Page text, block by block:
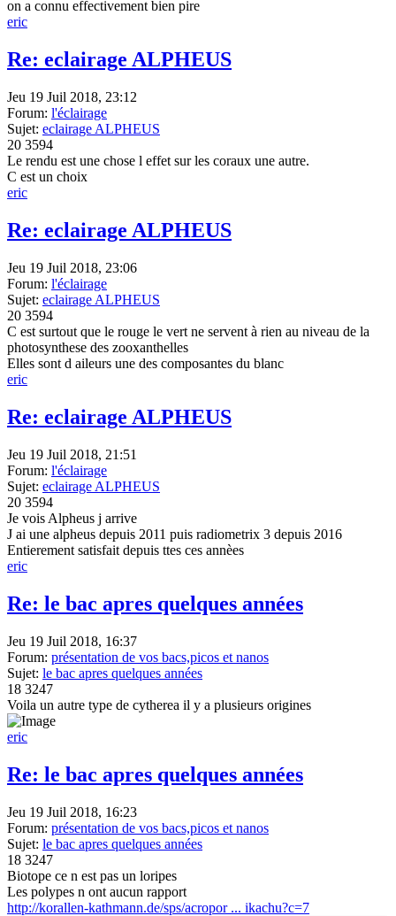
on a connu effectivement bien pire
eric
Re: eclairage ALPHEUS
Jeu 19 Juil 2018, 23:12
Forum: l'éclairage
Sujet: eclairage ALPHEUS
20 3594
Le rendu est une chose l effet sur les coraux une autre.
C est un choix
eric
Re: eclairage ALPHEUS
Jeu 19 Juil 2018, 23:06
Forum: l'éclairage
Sujet: eclairage ALPHEUS
20 3594
C est surtout que le rouge le vert ne servent à rien au niveau de la
photosynthese des zooxanthelles
Elles sont d aileurs une des composantes du blanc
eric
Re: eclairage ALPHEUS
Jeu 19 Juil 2018, 21:51
Forum: l'éclairage
Sujet: eclairage ALPHEUS
20 3594
Je vois Alpheus j arrive
J ai une alpheus depuis 2011 puis radiometrix 3 depuis 2016
Entierement satisfait depuis ttes ces annèes
eric
Re: le bac apres quelques années
Jeu 19 Juil 2018, 16:37
Forum: présentation de vos bacs,picos et nanos
Sujet: le bac apres quelques années
18 3247
Voila un autre type de cytherea il y a plusieurs origines
eric
Re: le bac apres quelques années
Jeu 19 Juil 2018, 16:23
Forum: présentation de vos bacs,picos et nanos
Sujet: le bac apres quelques années
18 3247
Biotope ce n est pas un loripes
Les polypes n ont aucun rapport
http://korallen-kathmann.de/sps/acropor ... ikachu?c=7